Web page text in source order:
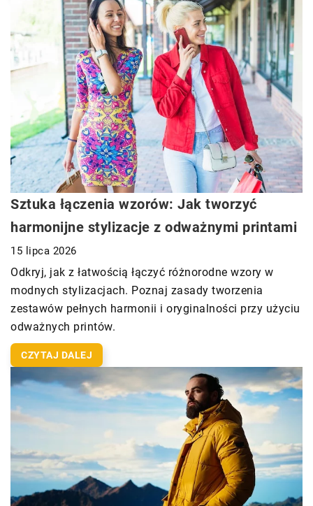
Sztuka łączenia wzorów: Jak tworzyć
harmonijne stylizacje z odważnymi printami
15 lipca 2026
Odkryj, jak z łatwością łączyć różnorodne wzory w
modnych stylizacjach. Poznaj zasady tworzenia
zestawów pełnych harmonii i oryginalności przy użyciu
odważnych printów.
CZYTAJ DALEJ